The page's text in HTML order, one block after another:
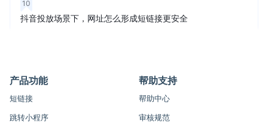
10
抖音投放场景下，网址怎么形成短链接更安全
产品功能
短链接
跳转小程序
帮助支持
帮助中心
审核规范